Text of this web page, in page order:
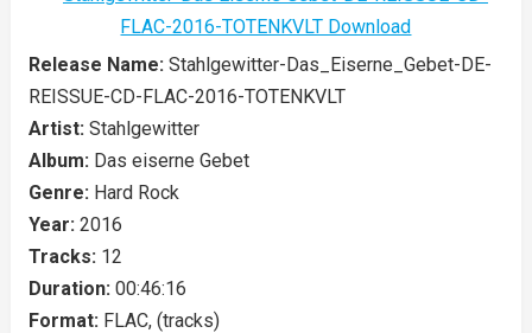
Release Name: Stahlgewitter-Das_Eiserne_Gebet-DE-
REISSUE-CD-FLAC-2016-TOTENKVLT
Artist: Stahlgewitter
Album: Das eiserne Gebet
Genre: Hard Rock
Year: 2016
Tracks: 12
Duration: 00:46:16
Format: FLAC, (tracks)